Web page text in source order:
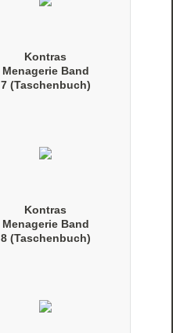
Kontras
Menagerie Band
7 (Taschenbuch)
Kontras
Menagerie Band
8 (Taschenbuch)